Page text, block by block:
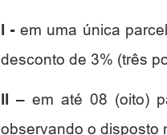
I - em uma única
desconto de 3% (três
II – em até 08 (oito)
observando o disposto